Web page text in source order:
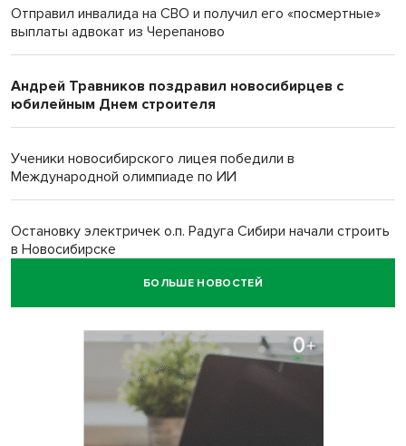
Отправил инвалида на СВО и получил его «посмертные»
выплаты адвокат из Черепаново
Андрей Травников поздравил новосибирцев с
юбилейным Днем строителя
Ученики новосибирского лицея победили в
Международной олимпиаде по ИИ
Остановку электричек о.п. Радуга Сибири начали строить
в Новосибирске
БОЛЬШЕ НОВОСТЕЙ